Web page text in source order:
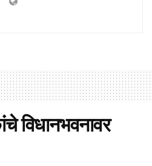
विधानभवनावर